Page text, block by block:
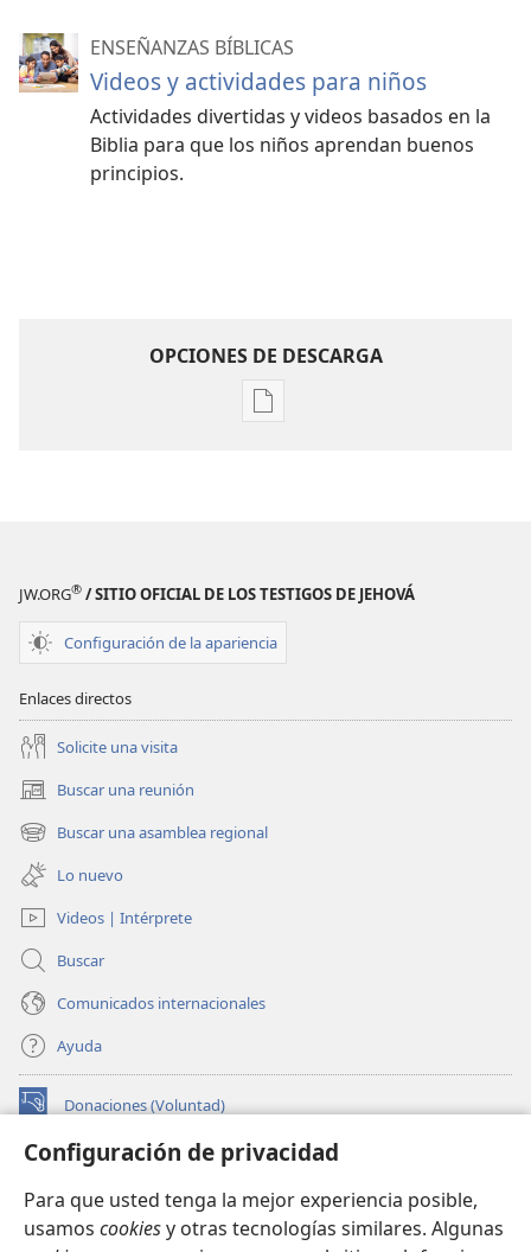
Configuración de privacidad
Para que usted tenga la mejor experiencia posible,
usamos cookiesy otras tecnologías similares. Algunas
ENSEÑANZAS BÍBLICAS
Videos y actividades para niños
Actividades divertidas y videos basados en la
Biblia para que los niños aprendan buenos
principios.
OPCIONES DE DESCARGA
Opciones
amigo
Jehová
|
JW.ORG® / SITIO OFICIAL DE LOS TESTIGOS DE JEHOVÁ
Configuración de la apariencia
Enlaces directos
Solicite una visita
Buscar una reunión
(abre
una
nueva
ventana)
Buscar una asamblea regional
(abre
una
nueva
ventana)
Lo nuevo
Videos | Intérprete
Buscar
Comunicados internacionales
Ayuda
Donaciones (Voluntad)
(abre
nueva BIBLIOTECA EN LÍNEA Watchtower™
una
nuevaJW Hub
(abre